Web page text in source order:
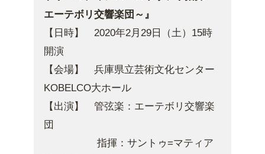
エーテボリ交響楽団～』
【日時】 2020年2月29日（土）15時
開演
【会場】 兵庫県立芸術文化センター
KOBELCO大ホール
【出演】 管弦楽：エーテボリ交響楽
団
指揮：サントゥ=マティア